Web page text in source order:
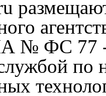
№ ФС 77 -
по